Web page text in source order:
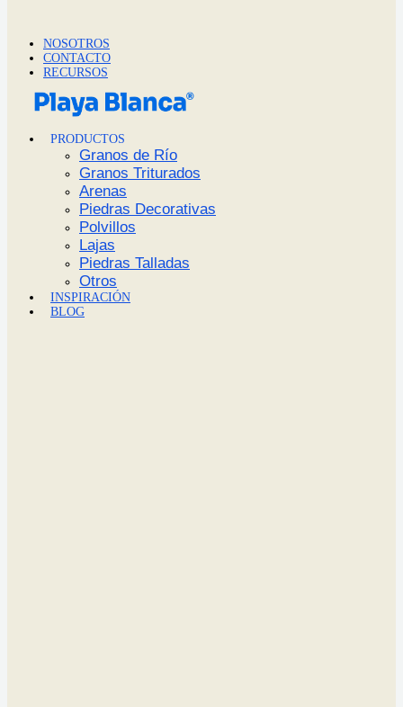
NOSOTROS
CONTACTO
RECURSOS
PRODUCTOS
Granos de Río
Granos Triturados
Arenas
Piedras Decorativas
Polvillos
Lajas
Piedras Talladas
Otros
INSPIRACIÓN
BLOG